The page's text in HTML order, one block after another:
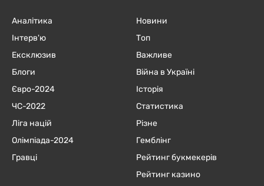
Аналітика
Інтерв'ю
Ексклюзив
Блоги
Євро-2024
ЧC-2022
Ліга націй
Олімпіада-2024
Гравці
Новини
Топ
Важливе
Війна в Україні
Історія
Статистика
Різне
Гемблінг
Рейтинг букмекерів
Рейтинг казино